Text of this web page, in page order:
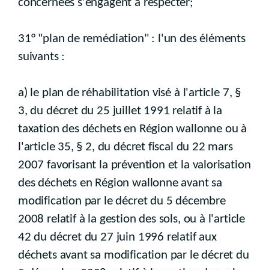
concernées s'engagent à respecter;
31° "plan de remédiation" : l'un des éléments
suivants :
a) le plan de réhabilitation visé à l'article 7, §
3, du décret du 25 juillet 1991 relatif à la
taxation des déchets en Région wallonne ou à
l'article 35, § 2, du décret fiscal du 22 mars
2007 favorisant la prévention et la valorisation
des déchets en Région wallonne avant sa
modification par le décret du 5 décembre
2008 relatif à la gestion des sols, ou à l'article
42 du décret du 27 juin 1996 relatif aux
déchets avant sa modification par le décret du